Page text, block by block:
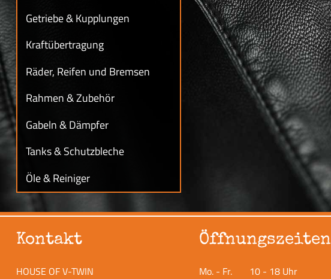
Getriebe & Kupplungen
Kraftübertragung
Räder, Reifen und Bremsen
Rahmen & Zubehör
Gabeln & Dämpfer
Tanks & Schutzbleche
Öle & Reiniger
Kontakt
HOUSE OF V-TWIN
Öffnungszeiten
Mo. - Fr.
10 - 18 Uhr